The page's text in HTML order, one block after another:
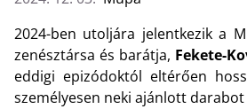
2024-ben utoljára jelentkezik a
zenésztársa és barátja, Fekete-
eddigi epizódoktól eltérően
személyesen neki ajánlott